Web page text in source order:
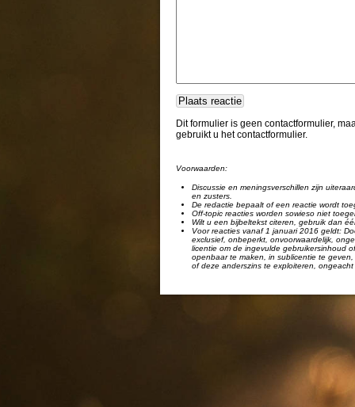
Dit formulier is geen contactformulier,
gebruikt u het contactformulier.
Voorwaarden:
Discussie en meningsverschillen zijn
en zusters.
De redactie bepaalt of een reactie wordt
Off-topic reacties worden sowieso niet
Wilt u een bijbeltekst citeren, gebruik dan
Voor reacties vanaf 1 januari 2016 geldt:
exclusief, onbeperkt, onvoorwaardelijk,
licentie om de ingevulde gebruikersinhoud
openbaar te maken, in sublicentie te
of deze anderszins te exploiteren, ongeacht